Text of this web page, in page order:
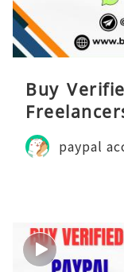
Buy
paypal